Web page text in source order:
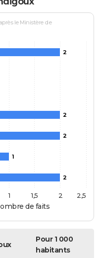
de faits
le Ministère de
2
2
2
1
2
1 1,5 2 2,5
Pour 1 000
habitants